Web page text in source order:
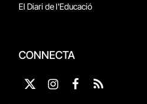
El Diari de l'Educació
CONNECTA
X
InstagramFacebook
RSS